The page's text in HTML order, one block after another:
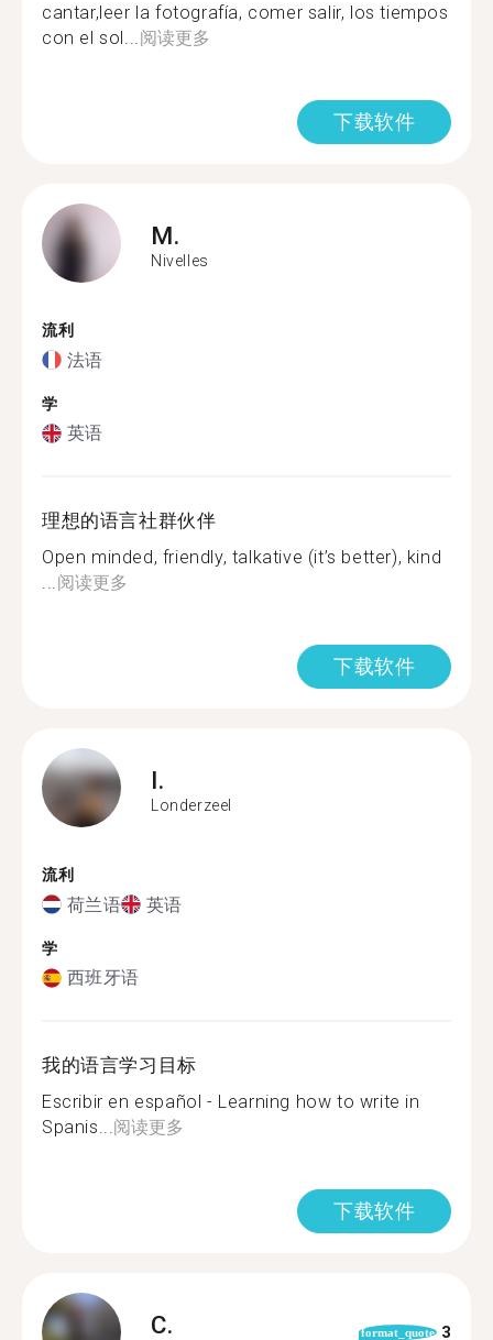
cantar,leer la fotografía, comer salir, los tiempos
con el sol...阅读更多
下载软件
M.
Nivelles
流利
法语
学
英语
理想的语言社群伙伴
Open minded, friendly, talkative (it’s better), kind
...阅读更多
下载软件
I.
Londerzeel
流利
荷兰语 英语
学
西班牙语
我的语言学习目标
Escribir en español - Learning how to write in
Spanis...阅读更多
下载软件
C. format_quote 3